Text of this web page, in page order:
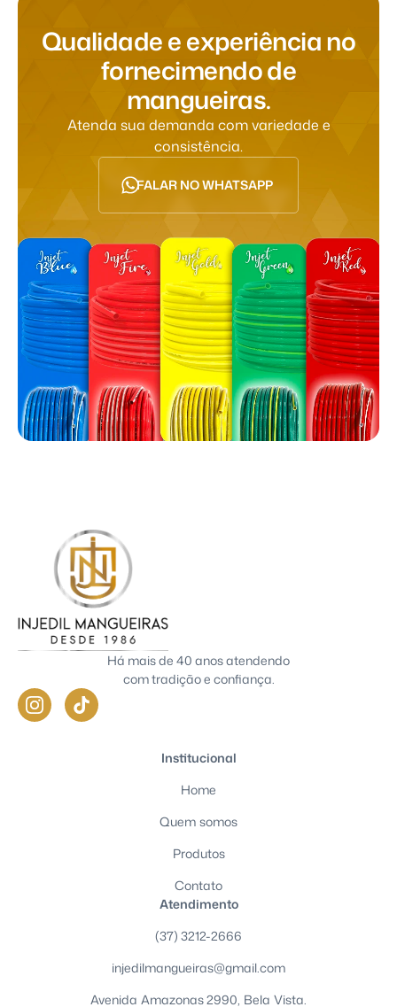
Qualidadeeexperiênciano
fornecimendode
mangueiras.
Atenda sua demanda com variedade e
consistência.
FALAR NO WHATSAPP
Há mais de 40 anos atendendo
com tradição e confiança.
Institucional
Home
Quem somos
Produtos
Contato
Atendimento
(37) 3212-2666
injedilmangueiras@gmail.com
Avenida Amazonas 2990, Bela Vista.